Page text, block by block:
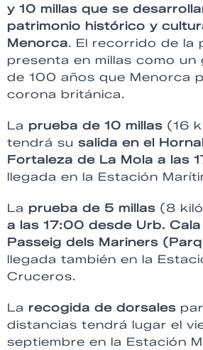
y 10 millas que se
patrimonio histórico y
Menorca. El recorrido de la
presenta en millas como un
de 100 años que Menorca
corona británica.
La prueba de 10 millas (16
tendrá su salida en el
Fortaleza de La Mola a las
llegada en la Estación
La prueba de 5 millas (8
a las 17:00 desde Urb. Cala
Passeig dels Mariners
llegada también en la
Cruceros.
La recogida de dorsales
distancias tendrá lugar el
septiembre en la Estación